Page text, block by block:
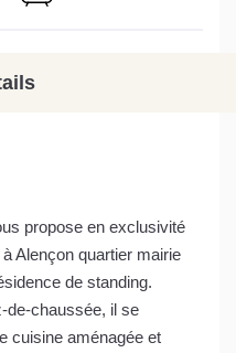
propose en exclusivité
Alençon quartier mairie
de standing.
de-chaussée, il se
cuisine aménagée et